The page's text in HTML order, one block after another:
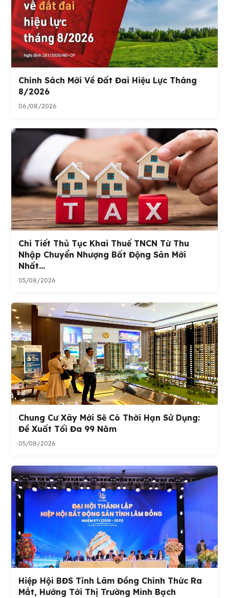
Chính Sách Mới Về Đất Đai Hiệu Lực Tháng
8/2026
06/08/2026
Chi Tiết Thủ Tục Khai Thuế TNCN Từ Thu
Nhập Chuyển Nhượng Bất Động Sản Mới
Nhất...
05/08/2026
Chung Cư Xây Mới Sẽ Có Thời Hạn Sử Dụng:
Đề Xuất Tối Đa 99 Năm
05/08/2026
Hiệp Hội BĐS Tỉnh Lâm Đồng Chính Thức Ra
Mắt, Hướng Tới Thị Trường Minh Bạch